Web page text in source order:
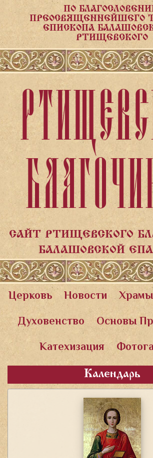
ПО
ПРЕОСВЯЩЕННЕЙШЕГО
ЕПИСКОПА
РТИЩЕВСКОГО
САЙТ РТИЩЕВСКОГО
БАЛАШОВСКОЙ
Церковь Новости
Духовенство
Основы
Катехизация
Календарь